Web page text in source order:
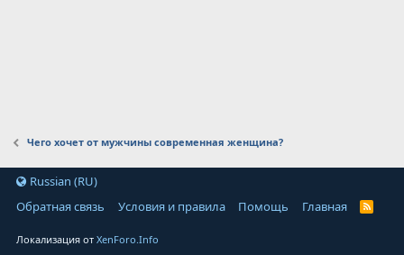
Чего хочет от мужчины современная женщина?
Russian (RU)
Обратная связь
Условия и правила Помощь Главная
Локализация отXenForo.Info